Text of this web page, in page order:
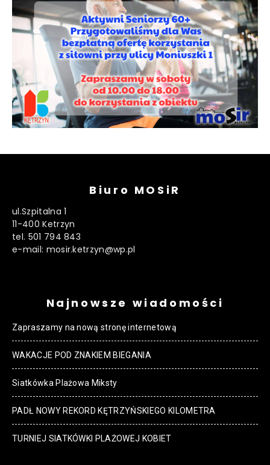
Biuro MOSiR
ul.Szpitalna 1
11-400 Ketrzyn
tel. 501 794 843
e-mail: mosir.ketrzyn@wp.pl
Najnowsze wiadomości
Zapraszamy na nową stronę internetową
WAKACJE POD ZNAKIEM BIEGANIA
Siatkówka Plażowa Miksty
PADŁ NOWY REKORD KĘTRZYŃSKIEGO KILOMETRA
TURNIEJ SIATKÓWKI PLAŻOWEJ KOBIET